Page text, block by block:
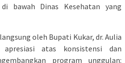
bawah Dinas Kesehatan yang
oleh Bupati Kukar, dr. Aulia
apresiasi atas konsistensi dan
program unggulan: